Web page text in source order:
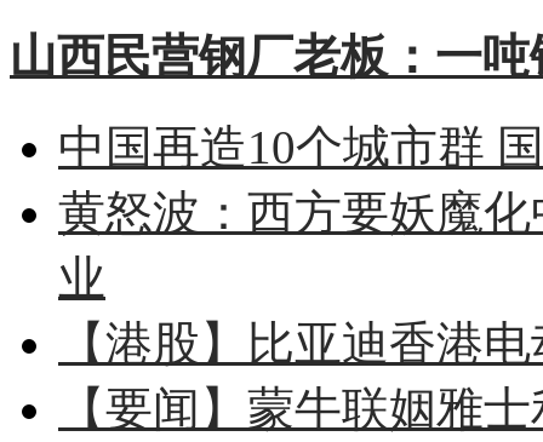
山西民营钢厂老板：一
中国再造10个城市群
黄怒波：西方要妖魔
业
【港股】
比亚迪香港
【要闻】 蒙牛联姻雅